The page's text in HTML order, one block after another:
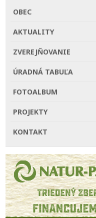
OBEC
AKTUALITY
ZVEREJŇOVANIE
ÚRADNÁ TABUĽA
FOTOALBUM
PROJEKTY
KONTAKT